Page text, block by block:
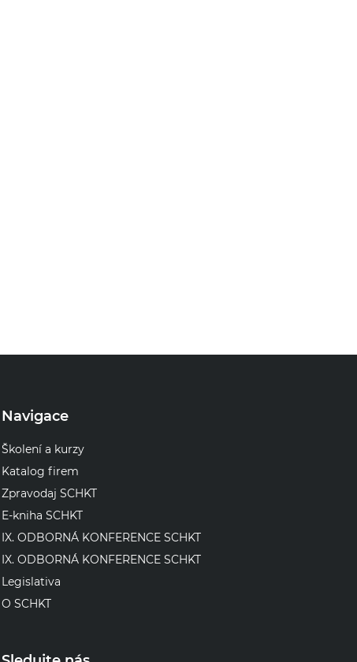
Navigace
Školení a kurzy
Katalog firem
Zpravodaj SCHKT
E-kniha SCHKT
IX. ODBORNÁ KONFERENCE SCHKT
IX. ODBORNÁ KONFERENCE SCHKT
Legislativa
O SCHKT